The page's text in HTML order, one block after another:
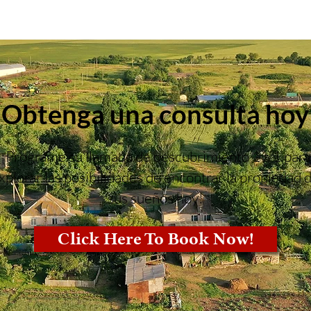
Obtenga una consulta hoy
¡Programe su llamada de descubrimiento 1 a 1 para
las posibilidades de encontrar la propiedad
sus sueños hoy!
Click Here To Book Now!